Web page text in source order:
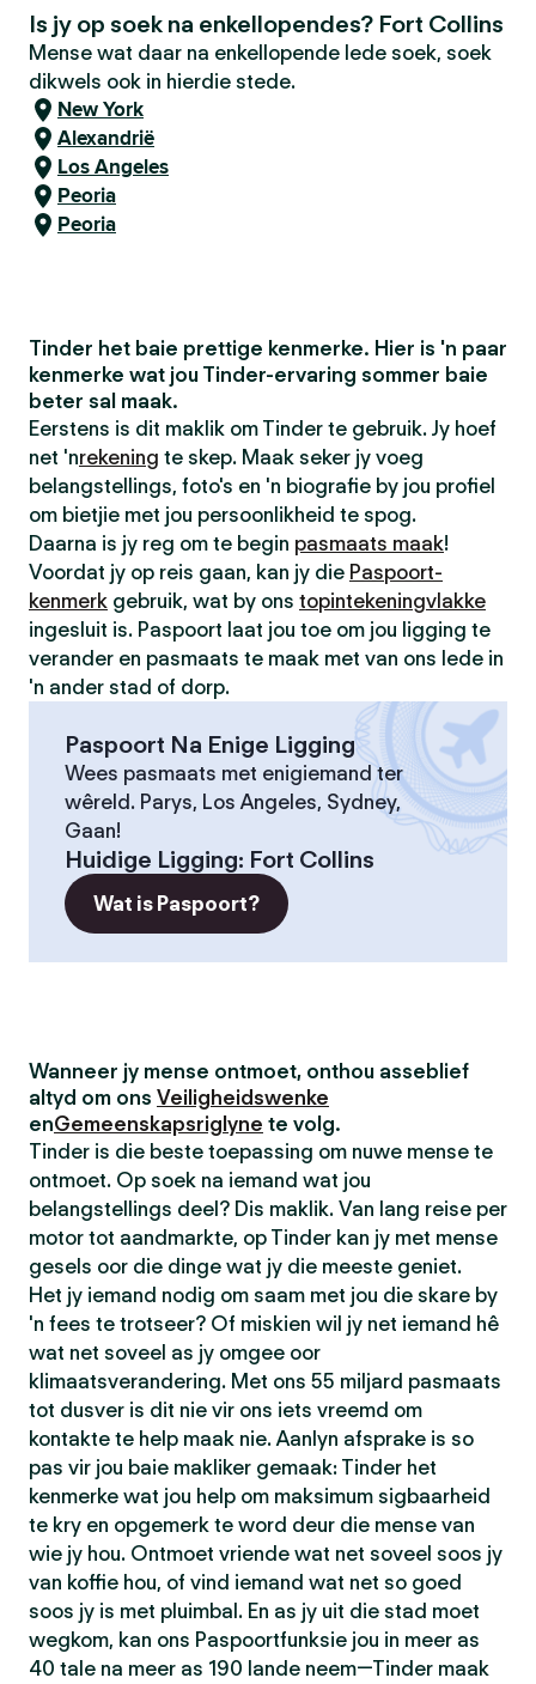
Is jy op soek na enkellopendes? Fort Collins
Mense wat daar na enkellopende lede soek, soek
dikwels ook in hierdie stede.
New York
Alexandrië
Los Angeles
Peoria
Peoria
Tinder het baie prettige kenmerke. Hier is 'n paar
kenmerke wat jou Tinder-ervaring sommer baie
beter sal maak.
Eerstens is dit maklik om Tinder te gebruik. Jy hoef
net 'nrekening te skep. Maak seker jy voeg
belangstellings, foto's en 'n biografie by jou profiel
om bietjie met jou persoonlikheid te spog.
Daarna is jy reg om te begin pasmaats maak!
Voordat jy op reis gaan, kan jy die Paspoort-
kenmerk gebruik, wat by ons topintekeningvlakke
ingesluit is. Paspoort laat jou toe om jou ligging te
verander en pasmaats te maak met van ons lede in
'n ander stad of dorp.
Paspoort Na Enige Ligging
Wees pasmaats met enigiemand ter
wêreld. Parys, Los Angeles, Sydney,
Gaan!
Huidige Ligging: Fort Collins
Wat is Paspoort?
Wanneer jy mense ontmoet, onthou asseblief
altyd om ons Veiligheidswenke
enGemeenskapsriglyne te volg.
Tinder is die beste toepassing om nuwe mense te
ontmoet. Op soek na iemand wat jou
belangstellings deel? Dis maklik. Van lang reise per
motor tot aandmarkte, op Tinder kan jy met mense
gesels oor die dinge wat jy die meeste geniet.
Het jy iemand nodig om saam met jou die skare by
'n fees te trotseer? Of miskien wil jy net iemand hê
wat net soveel as jy omgee oor
klimaatsverandering. Met ons 55 miljard pasmaats
tot dusver is dit nie vir ons iets vreemd om
kontakte te help maak nie. Aanlyn afsprake is so
pas vir jou baie makliker gemaak: Tinder het
kenmerke wat jou help om maksimum sigbaarheid
te kry en opgemerk te word deur die mense van
wie jy hou. Ontmoet vriende wat net soveel soos jy
van koffie hou, of vind iemand wat net so goed
soos jy is met pluimbal. En as jy uit die stad moet
wegkom, kan ons Paspoortfunksie jou in meer as
40 tale na meer as 190 lande neem—Tinder maak